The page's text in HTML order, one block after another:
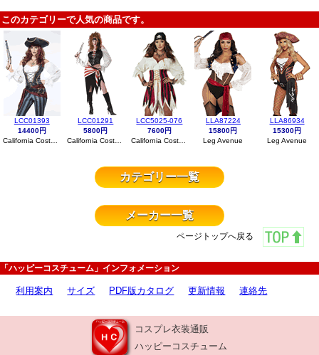
このカテゴリーで人気の商品です。
LCC01393
14400円
California Costumes
LCC01291
5800円
California Costumes
LCC5025-076
7600円
California Costumes
LLA87224
15800円
Leg Avenue
LLA86934
15300円
Leg Avenue
カテゴリー一覧
メーカー一覧
ページトップへ戻る
「ハッピーコスチューム」インフォメーション
利用案内 サイズ PDF版カタログ 更新情報 連絡先
コスプレ衣装通販
ハッピーコスチューム